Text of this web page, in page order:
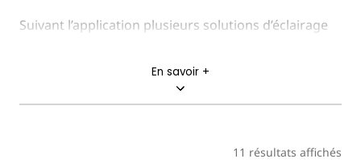
Suivant l’application plusieurs solutions d’éclairage
Une source de lumière froide sur laquelle sera
En savoir +
11 résultats affichés